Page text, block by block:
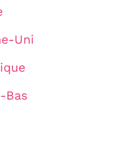
Uni
Bas